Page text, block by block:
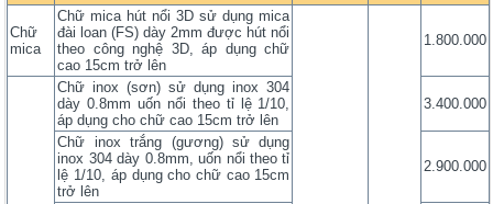
Chữ
mica
Chữ mica hút nổi 3D sử dụng mica
đài loan (FS) dày 2mm được hút nổi
theo công nghệ 3D, áp dụng chữ
cao 15cm trở lên
1.800.000
Chữ inox (sơn) sử dụng inox 304
dày 0.8mm uốn nổi theo tỉ lệ 1/10,
áp dụng cho chữ cao 15cm trở lên
3.400.000
Chữ inox trắng (gương) sử dụng
inox 304 dày 0.8mm, uốn nổi theo tỉ
lệ 1/10, áp dụng cho chữ cao 15cm
trở lên
2.900.000